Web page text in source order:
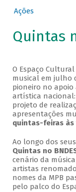
Ações
Quintas
O Espaço
musical em julho
pioneiro no
artística
projeto de
apresentações
quintas-feiras às
Ao longo dos
Quintas no
cenário da
artistas
nomes da MPB
pelo palco do